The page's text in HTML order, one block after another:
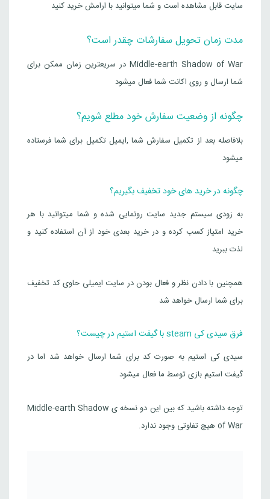
سایت قابل مشاهده است و شما میتوانید با ارامش خرید کنید
مدت زمان تحویل سفارشات چقدر است؟
Middle-earth Shadow of War در سریعترین زمان ممکن برای
شما ارسال و روی اکانت شما فعال میشود
چگونه از وضعیت سفارش خود مطلع شویم؟
بلافاصله بعد از تکمیل سفارش شما ,ایمیل تکمیل برای شما فرستاده
میشود
چگونه در خرید های خود تخفیف بگیریم؟
به زودی سیستم جدید سایت رونمایی شده و شما میتوانید با هر
خرید امتیاز کسب کرده و در خرید بعدی خود از آن استفاده کنید و
لذت ببرید
همچنین با دادن نظر و فعال بودن در سایت ایمیلی حاوی کد تخفیف
برای شما ارسال خواهد شد
فرق سیدی کی steam با گیفت استیم در چیست؟
سیدی کی استیم به صورت کد برای شما ارسال خواهد شد اما در
گیفت استیم بازی توسط ما فعال میشود
توجه داشته باشید که بین این دو نسخه ی Middle-earth Shadow
of War هیچ تفاوتی وجود ندارد.